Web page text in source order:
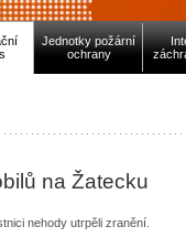
Jednotky požární
ochrany
na Žatecku
nehody utrpěli zranění.